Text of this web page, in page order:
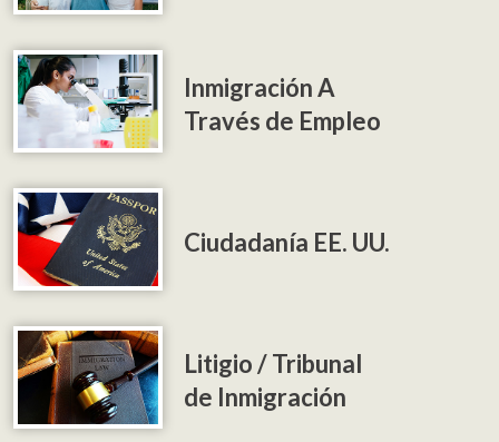
Inmigración A
Través de Empleo
Ciudadanía EE. UU.
Litigio / Tribunal
de Inmigración